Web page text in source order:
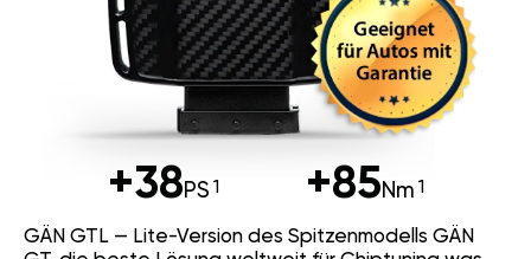
+38PS +85Nm
GÄN GTL — Lite-Version des Spitzenmodells GÄN